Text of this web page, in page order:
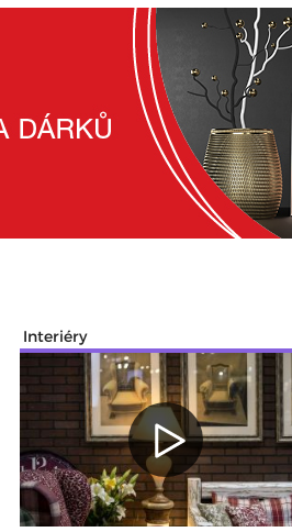
Interiéry